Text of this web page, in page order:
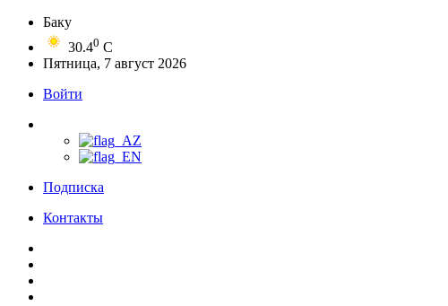
Баку
30.40 C
Пятница, 7 август 2026
Войти
Подписка
Контакты